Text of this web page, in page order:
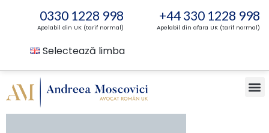
0330 1228 998
Apelabil din UK (tarif normal)
+44 330 1228 998
Apelabil din afara UK (tarif normal)
Selectează limba